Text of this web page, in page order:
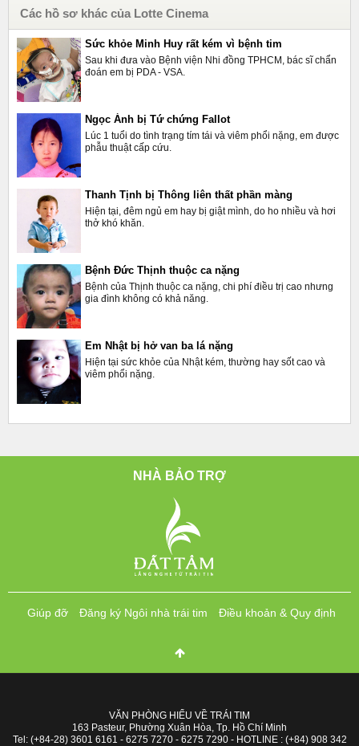
Các hồ sơ khác của Lotte Cinema
Sức khỏe Minh Huy rất kém vì bệnh tim
Sau khi đưa vào Bệnh viện Nhi đồng TPHCM, bác sĩ chẩn
đoán em bị PDA - VSA.
Ngọc Ánh bị Tứ chứng Fallot
Lúc 1 tuổi do tình trạng tím tái và viêm phổi nặng, em được
phẫu thuật cấp cứu.
Thanh Tịnh bị Thông liên thất phần màng
Hiện tại, đêm ngủ em hay bị giật mình, do ho nhiều và hơi
thở khó khăn.
Bệnh Đức Thịnh thuộc ca nặng
Bệnh của Thịnh thuộc ca nặng, chi phí điều trị cao nhưng
gia đình không có khả năng.
Em Nhật bị hở van ba lá nặng
Hiện tại sức khỏe của Nhật kém, thường hay sốt cao và
viêm phổi nặng.
NHÀ BẢO TRỢ
Giúp đỡ Đăng ký Ngôi nhà trái tim Điều khoản & Quy định
VĂN PHÒNG HIỂU VỀ TRÁI TIM
163 Pasteur, Phường Xuân Hòa, Tp. Hồ Chí Minh
Tel: (+84-28) 3601 6161 - 6275 7270 - 6275 7290 - HOTLINE : (+84) 908 342